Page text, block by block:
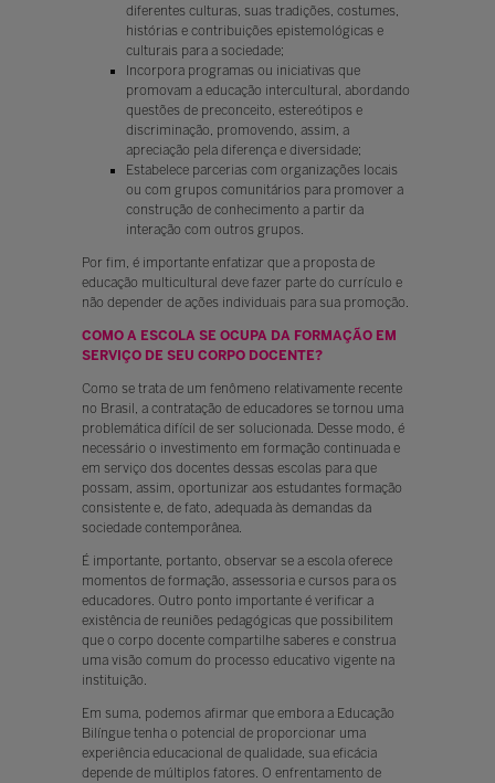
diferentes culturas, suas tradições, costumes,
histórias e contribuições epistemológicas e
culturais para a sociedade;
Incorpora programas ou iniciativas que
promovam a educação intercultural, abordando
questões de preconceito, estereótipos e
discriminação, promovendo, assim, a
apreciação pela diferença e diversidade;
Estabelece parcerias com organizações locais
ou com grupos comunitários para promover a
construção de conhecimento a partir da
interação com outros grupos.
Por ﬁm, é importante enfatizar que a proposta de
educação multicultural deve fazer parte do currículo e
não depender de ações individuais para sua promoção.
COMO A ESCOLA SE OCUPA DA FORMAÇÃO EM
SERVIÇO DE SEU CORPO DOCENTE?
Como se trata de um fenômeno relativamente recente
no Brasil, a contratação de educadores se tornou uma
problemática difícil de ser solucionada. Desse modo, é
necessário o investimento em formação continuada e
em serviço dos docentes dessas escolas para que
possam, assim, oportunizar aos estudantes formação
consistente e, de fato, adequada às demandas da
sociedade contemporânea.
É importante, portanto, observar se a escola oferece
momentos de formação, assessoria e cursos para os
educadores. Outro ponto importante é veriﬁcar a
existência de reuniões pedagógicas que possibilitem
que o corpo docente compartilhe saberes e construa
uma visão comum do processo educativo vigente na
instituição.
Em suma, podemos aﬁrmar que embora a Educação
Bilíngue tenha o potencial de proporcionar uma
experiência educacional de qualidade, sua eﬁcácia
depende de múltiplos fatores. O enfrentamento de